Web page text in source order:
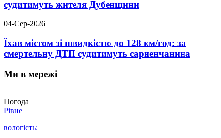
судитимуть жителя Дубенщини
04-Сер-2026
Їхав містом зі швидкістю до 128 км/год: за
смертельну ДТП судитимуть сарненчанина
Ми в мережі
Погода
Рівне
вологість: